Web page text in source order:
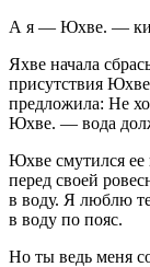
А я — Юхве. —
Яхве начала
присутствия
предложила: Не
Юхве. — вода
Юхве смутился ее
перед своей
в воду. Я люблю
в воду по пояс.
Но ты ведь меня